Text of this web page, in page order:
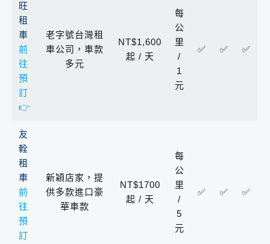
旺
租
車
前
往
預
訂
👉
老字號台灣租
車公司，車款
多元
NT$1,600
起 / 天
每
公
里
/
1
元
✅ ✅ ✅
友
輇
租
車
前
往
預
訂
新穎店家，提
供多款進口豪
華車款
NT$1700
起 / 天
每
公
里
/
5
元
✅ ✅ ✅